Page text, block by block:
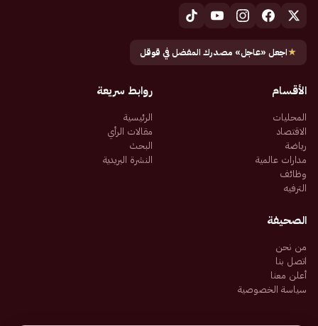
★اجعل «عاجل» مصدرك المفضل في قوقل
الأقسام
المحليات
الاقتصاد
رياضة
مدارات عالمية
وظائف
الترفيه
روابط سريعة
الرئيسية
مقالات الرأي
البحث
النشرة البريدية
الصحيفة
من نحن
اتصل بنا
أعلن معنا
سياسة الخصوصية